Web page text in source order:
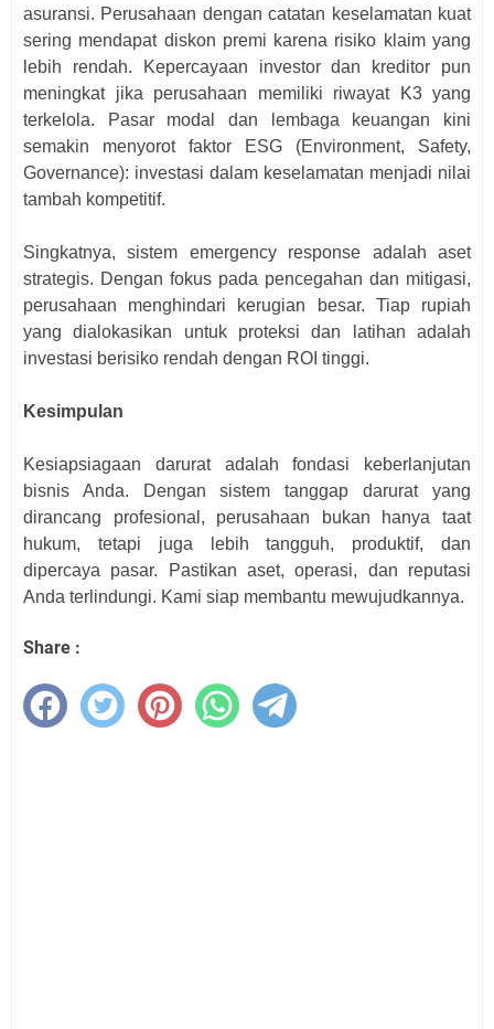
asuransi. Perusahaan dengan catatan keselamatan kuat
sering mendapat diskon premi karena risiko klaim yang
lebih rendah. Kepercayaan investor dan kreditor pun
meningkat jika perusahaan memiliki riwayat K3 yang
terkelola. Pasar modal dan lembaga keuangan kini
semakin menyorot faktor ESG (Environment, Safety,
Governance): investasi dalam keselamatan menjadi nilai
tambah kompetitif.
Singkatnya, sistem emergency response adalah aset
strategis. Dengan fokus pada pencegahan dan mitigasi,
perusahaan menghindari kerugian besar. Tiap rupiah
yang dialokasikan untuk proteksi dan latihan adalah
investasi berisiko rendah dengan ROI tinggi.
Kesimpulan
Kesiapsiagaan darurat adalah fondasi keberlanjutan
bisnis Anda. Dengan sistem tanggap darurat yang
dirancang profesional, perusahaan bukan hanya taat
hukum, tetapi juga lebih tangguh, produktif, dan
dipercaya pasar. Pastikan aset, operasi, dan reputasi
Anda terlindungi. Kami siap membantu mewujudkannya.
Share :